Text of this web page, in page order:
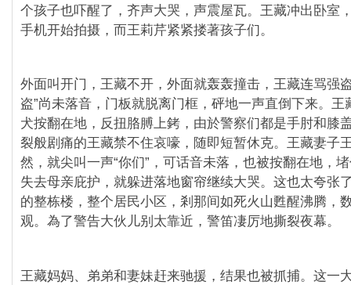
个孩子也吓醒了，齐声大哭，声震屋瓦。王藏冲出卧室
手机开始拍摄，而王莉芹紧紧搂著孩子们。
外面叫开门，王藏不开，外面就轰轰撞击，王藏连骂强
盗”尚未落音，门板就脱离门框，砰地一声直倒下来。王
犬按翻在地，反扭胳膊上銬，由於警察们都是手肘和膝
裂般剧痛的王藏禁不住哀嚎，随即短暂休克。王藏妻子
然，就尖叫一声“你们”，可话音未落，也被按翻在地，
失去母亲庇护，就躲进落地窗帘继续大哭。这也太夸张
的整栋楼，整个居民小区，剎那间如死火山甦醒沸腾，
观。為了警告大伙儿别太靠近，警笛凄厉地撕裂夜幕。
王藏妈妈、弟弟和妻妹赶来驰援，结果也被抓捕。这一